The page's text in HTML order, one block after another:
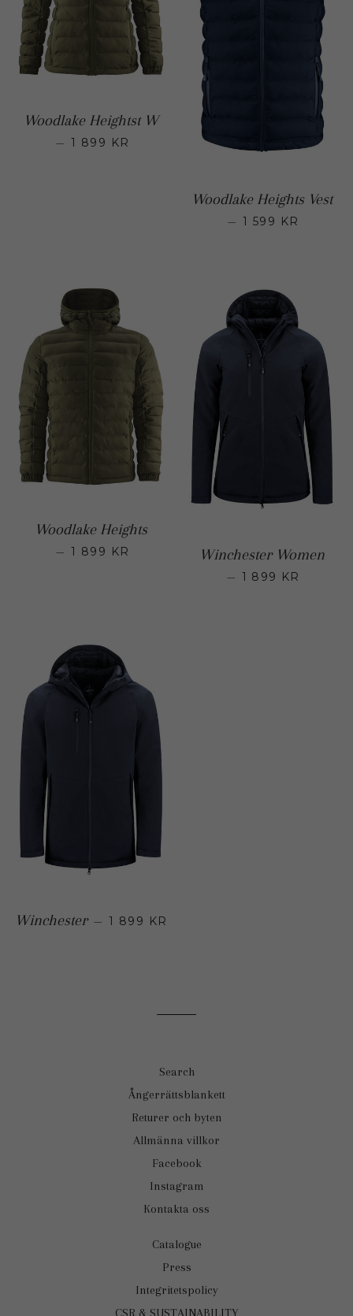
Woodlake Heightst W
— 1 899 KR
Woodlake Heights Vest
— 1 599 KR
Woodlake Heights
— 1 899 KR Winchester Women
— 1 899 KR
Winchester — 1 899 KR
Search
Ångerrättsblankett
Returer och byten
Allmänna villkor
Facebook
Instagram
Kontakta oss
Catalogue
Press
Integritetspolicy
CSR & SUSTAINABILITY